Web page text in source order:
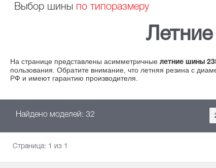
Выбор шины по типоразмеру
На странице представлены асимметричные летние шины
пользования. Обратите внимание, что летняя резина с
РФ и имеют гарантию производителя.
Найдено моделей: 32
Страница: 1 из 1